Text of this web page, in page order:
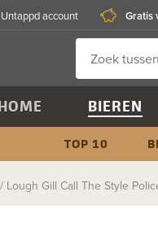
account Gratis
BIEREN
TOP 10
Lough Gill Call The Style